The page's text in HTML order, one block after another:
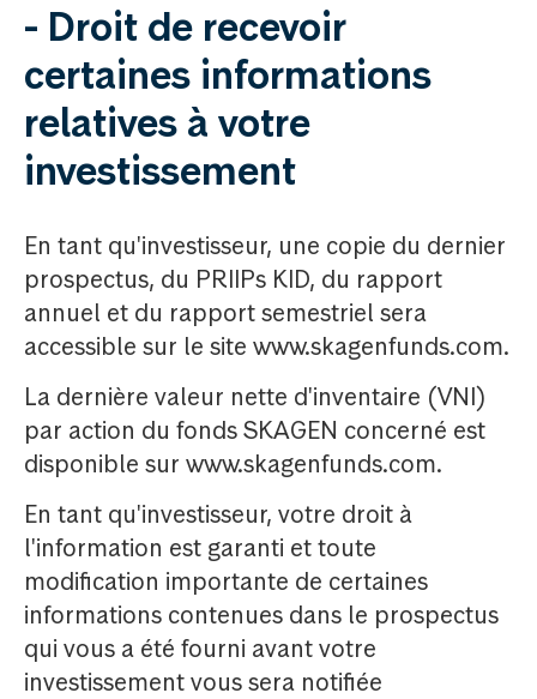
- Droit de recevoir
certaines informations
relatives à votre
investissement
En tant qu'investisseur, une copie du dernier
prospectus, du PRIIPs KID, du rapport
annuel et du rapport semestriel sera
accessible sur le site www.skagenfunds.com.
La dernière valeur nette d'inventaire (VNI)
par action du fonds SKAGEN concerné est
disponible sur www.skagenfunds.com.
En tant qu'investisseur, votre droit à
l'information est garanti et toute
modification importante de certaines
informations contenues dans le prospectus
qui vous a été fourni avant votre
investissement vous sera notifiée